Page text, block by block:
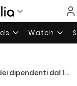
Watch
per il lancio dei nuovi iPhone e di iOS 7